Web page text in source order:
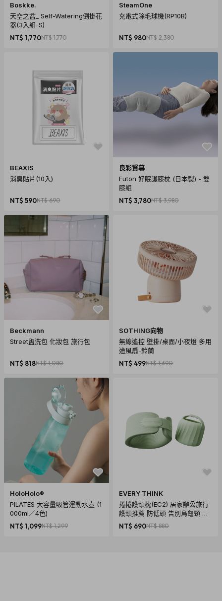
Boskke.
天空之盆_ Self-Watering倒掛花
器(3入組-S)
NT$ 1,770NT$ 1,770
SteamOne
充電式除毛球機(RP10B)
NT$ 980NT$ 2,380
BEAXIS
消臭貼片(10入)
NT$ 590NT$ 690
良彩賢暮
Futon 好眠護膝枕 (日本製) - 雙
膝組
NT$ 3,780NT$ 3,980
Beckmann
Street盥洗包 化妝包 旅行包
NT$ 818NT$ 1,080
SOTHING向物
無線遙控 壁掛/桌面/小夜燈 多用
途風扇-鈴蘭
NT$ 499NT$ 1,390
HoloHolo®
PILATES 大容量吸管運動水壺 (1
000ml／4色)
NT$ 1,099NT$ 1,299
EVERY THINK
捲捲護頸枕(EC2) 居家辦公旅行
護頸推薦 防低頭 告別烏龜頸 頸
椎養護 多色可選
NT$ 690NT$ 880